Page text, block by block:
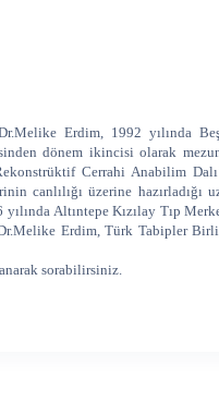
Erdim, 1992 yılında
dönem ikincisi olarak
Cerrahi Anabilim
canlılığı üzerine
yılında Altıntepe Kızılay Tıp
Erdim, Türk Tabipler
sorabilirsiniz.